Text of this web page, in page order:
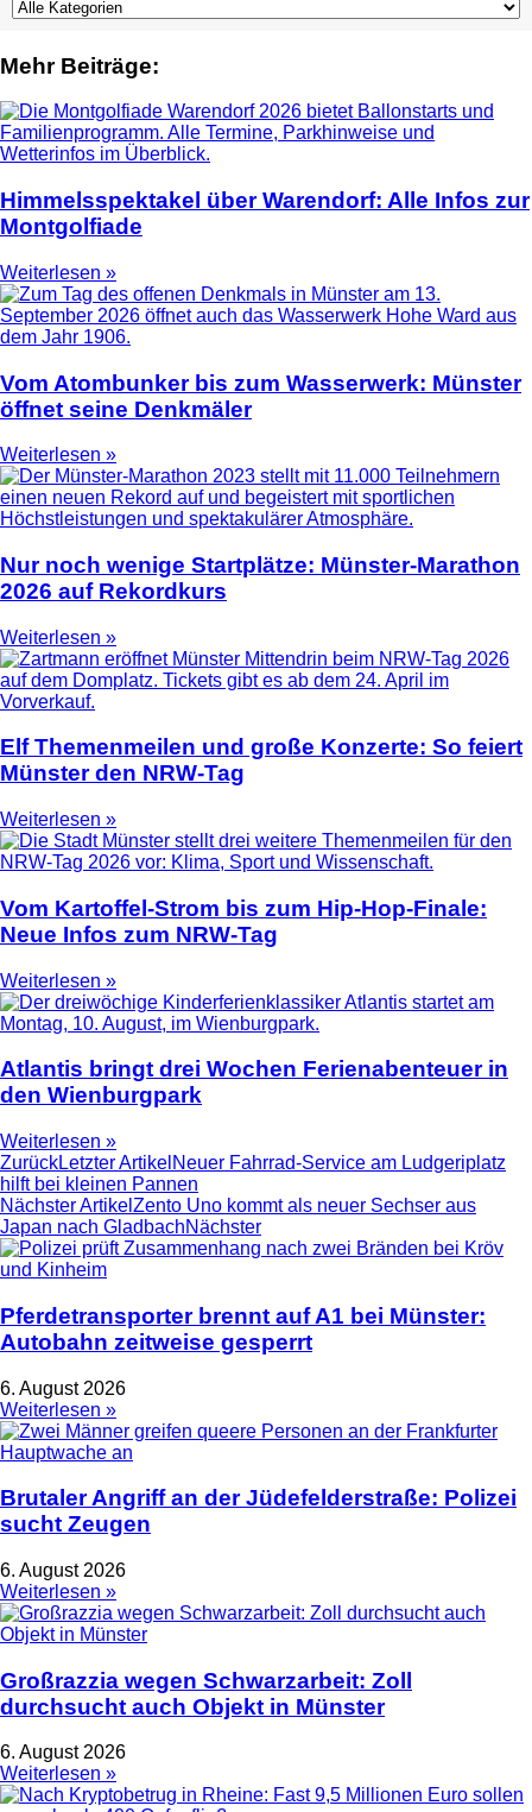
Mehr Beiträge:
Himmelsspektakel über Warendorf: Alle Infos zur
Montgolfiade
Weiterlesen »
Vom Atombunker bis zum Wasserwerk: Münster
öffnet seine Denkmäler
Weiterlesen »
Nur noch wenige Startplätze: Münster-Marathon
2026 auf Rekordkurs
Weiterlesen »
Elf Themenmeilen und große Konzerte: So feiert
Münster den NRW-Tag
Weiterlesen »
Vom Kartoffel-Strom bis zum Hip-Hop-Finale:
Neue Infos zum NRW-Tag
Weiterlesen »
Atlantis bringt drei Wochen Ferienabenteuer in
den Wienburgpark
Weiterlesen »
ZurückLetzter Artikel Neuer Fahrrad-Service am Ludgeriplatz
hilft bei kleinen Pannen
Nächster Artikel Zento Uno kommt als neuer Sechser aus
Japan nach GladbachNächster
Pferdetransporter brennt auf A1 bei Münster:
Autobahn zeitweise gesperrt
6. August 2026
Weiterlesen »
Brutaler Angriff an der Jüdefelderstraße: Polizei
sucht Zeugen
6. August 2026
Weiterlesen »
Großrazzia wegen Schwarzarbeit: Zoll
durchsucht auch Objekt in Münster
6. August 2026
Weiterlesen »